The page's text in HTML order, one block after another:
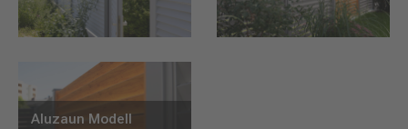
Aluzaun Modell